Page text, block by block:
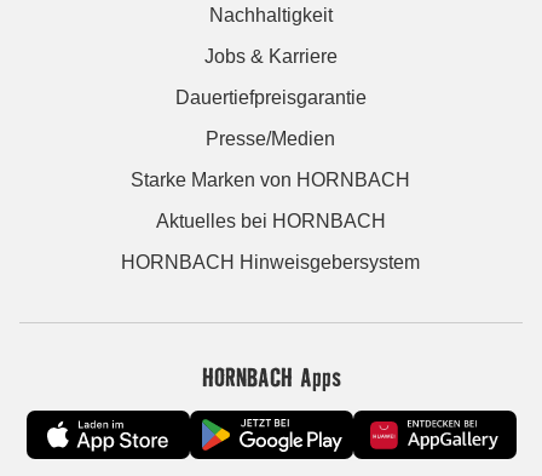
Nachhaltigkeit
Jobs & Karriere
Dauertiefpreisgarantie
Presse/Medien
Starke Marken von HORNBACH
Aktuelles bei HORNBACH
HORNBACH Hinweisgebersystem
HORNBACH Apps